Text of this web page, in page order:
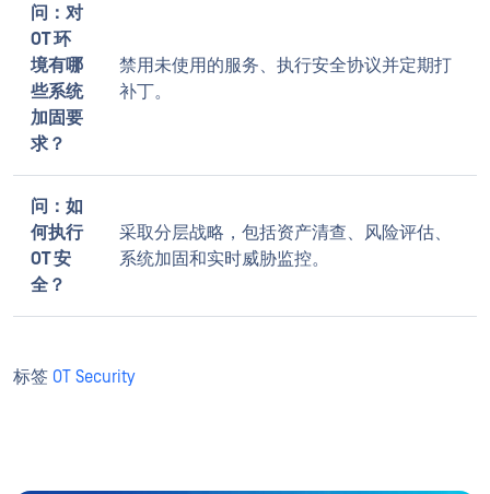
问：对
OT 环
境有哪
些系统
加固要
求？
禁用未使用的服务、执行安全协议并定期打
补丁。
问：如
何执行
OT 安
全？
采取分层战略，包括资产清查、风险评估、
系统加固和实时威胁监控。
标签 OT Security